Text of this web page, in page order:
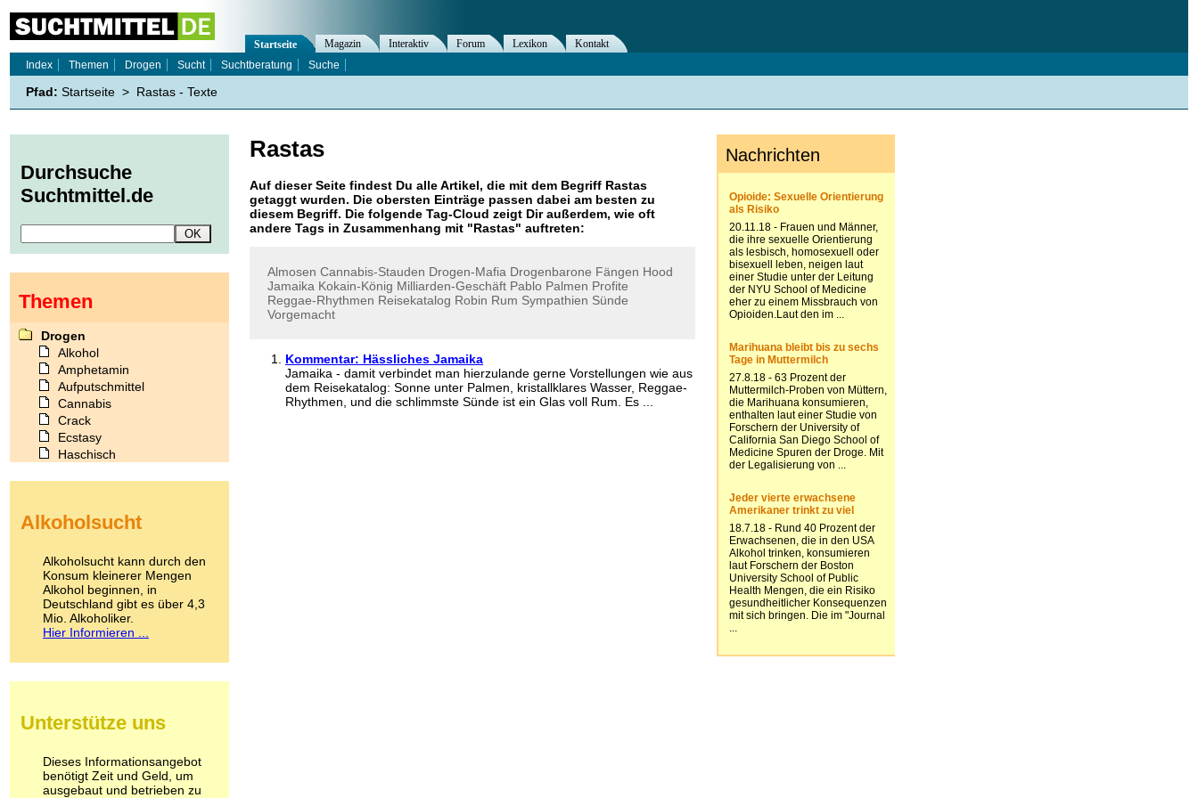
Rastas
Auf dieser Seite findest Du alle Artikel, die mit dem Begriff Rastas
getaggt wurden. Die obersten Einträge passen dabei am besten zu
diesem Begriff. Die folgende Tag-Cloud zeigt Dir außerdem, wie oft
andere Tags in Zusammenhang mit "Rastas" auftreten:
Almosen Cannabis-Stauden Drogen-Mafia Drogenbarone Fängen Hood
Jamaika Kokain-König Milliarden-Geschäft Pablo Palmen Profite
Reggae-Rhythmen Reisekatalog Robin Rum Sympathien Sünde
Vorgemacht
Kommentar: Hässliches Jamaika
Jamaika - damit verbindet man hierzulande gerne Vorstellungen wie aus
dem Reisekatalog: Sonne unter Palmen, kristallklares Wasser, Reggae-
Rhythmen, und die schlimmste Sünde ist ein Glas voll Rum. Es ...
Startseite Magazin Interaktiv Forum Lexikon
Kontakt
Index
Themen Drogen Sucht Suchtberatung Suche
Pfad: Startseite > Rastas - Texte
Durchsuche
Suchtmittel.de
Themen
Drogen
Alkohol
Amphetamin
Aufputschmittel
Cannabis
Crack
Ecstasy
Haschisch
Kokain
LSD
Marihuana
Medikamente
Meskalin
Metamphetamin
Methadon
Pilze
Psychopharmaka
Schlafmittel
Schmerzmittel
Alkoholsucht
Alkoholsucht kann durch den
Konsum kleinerer Mengen
Alkohol beginnen, in
Deutschland gibt es über 4,3
Mio. Alkoholiker.
Hier Informieren ...
Unterstütze uns
Dieses Informationsangebot
benötigt Zeit und Geld, um
ausgebaut und betrieben zu